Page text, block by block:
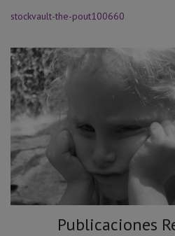
stockvault-the-pout100660
Publicaciones